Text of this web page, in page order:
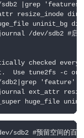
|grep 'features'
resize_inode
uninit_bg
/dev/sdb2 #启用
checked every
Use tune2fs -c
'feature' #
ext_attr
huge_file
sdb2 #预留空间的百